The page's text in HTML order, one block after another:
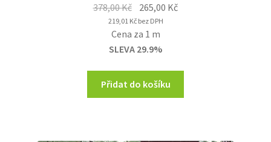
378,00Kč Original
price
was:
378,00 Kč.
265,00 KčCurrent
219,01 Kčbez DPH
Cena za 1 m
SLEVA 29.9%
Přidat do košíku